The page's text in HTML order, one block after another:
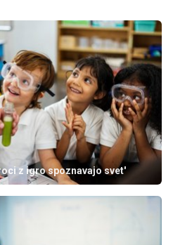
z igro spoznavajo svet'